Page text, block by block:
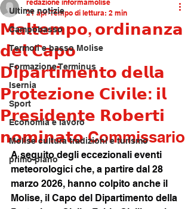
Ultime notizie
Campobasso
Termoli e basso Molise
Formazione Terminus
Isernia
Sport
Economia e lavoro
Molise cultura tradizioni e turismo
primo piano
𝗠𝗮𝗹𝘁𝗲𝗺𝗽𝗼, 𝗼𝗿𝗱𝗶𝗻𝗮𝗻𝘇𝗮
𝗱𝗲𝗹 𝗖𝗮𝗽𝗼
𝗗𝗶𝗽𝗮𝗿𝘁𝗶𝗺𝗲𝗻𝘁𝗼 𝗱𝗲𝗹𝗹𝗮
𝗣𝗿𝗼𝘁𝗲𝘇𝗶𝗼𝗻𝗲 𝗖𝗶𝘃𝗶𝗹𝗲: 𝗶𝗹
𝗣𝗿𝗲𝘀𝗶𝗱𝗲𝗻𝘁𝗲 𝗥𝗼𝗯𝗲𝗿𝘁𝗶
𝗻𝗼𝗺𝗶𝗻𝗮𝘁𝗼 Commissario
redazione informamolise
21 apr Tempo di lettura: 2 min
A seguito degli eccezionali eventi
meteorologici che, a partire dal 28
marzo 2026, hanno colpito anche il
Molise, il Capo del Dipartimento della